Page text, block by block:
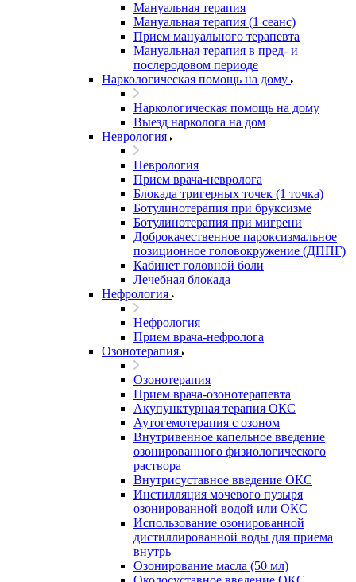
Мануальная терапия
Мануальная терапия (1 сеанс)
Прием мануального терапевта
Мануальная терапия в пред- и
послеродовом периоде
Наркологическая помощь на дому
Наркологическая помощь на дому
Выезд нарколога на дом
Неврология
Неврология
Прием врача-невролога
Блокада тригерных точек (1 точка)
Ботулинотерапия при бруксизме
Ботулинотерапия при мигрени
Доброкачественное пароксизмальное
позиционное головокружение (ДППГ)
Кабинет головной боли
Лечебная блокада
Нефрология
Нефрология
Прием врача-нефролога
Озонотерапия
Озонотерапия
Прием врача-озонотерапевта
Акупунктурная терапия ОКС
Аутогемотерапия с озоном
Внутривенное капельное введение
озонированного физиологического
раствора
Внутрисуставное введение ОКС
Инстилляция мочевого пузыря
озонированной водой или ОКС
Использование озонированной
дистиллированной воды для приема
внутрь
Озонирование масла (50 мл)